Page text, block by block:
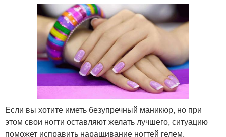
Если вы хотите иметь безупречный маникюр, но при
этом свои ногти оставляют желать лучшего, ситуацию
поможет исправить наращивание ногтей гелем.